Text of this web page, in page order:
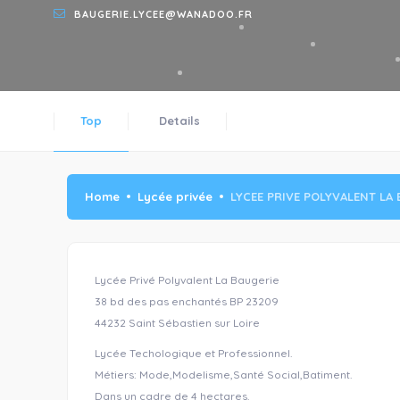
BAUGERIE.LYCEE@WANADOO.FR
Top Details
Home Lycée privée LYCEE PRIVE POLYVALENT LA
Lycée Privé Polyvalent La Baugerie
38 bd des pas enchantés BP 23209
44232 Saint Sébastien sur Loire
Lycée Techologique et Professionnel.
Métiers: Mode,Modelisme,Santé Social,Batiment.
Dans un cadre de 4 hectares.